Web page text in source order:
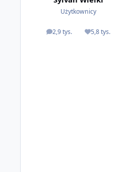
Użytkownicy
2,9 tys.
odpowiedzi5,8 tys.
Reputacja